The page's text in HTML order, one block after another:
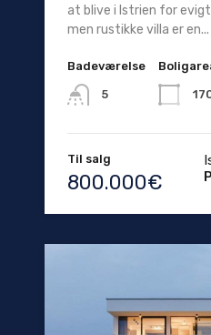
at blive i Istrien for
men rustikke villa er en...
Badeværelse
5
Til salg
800.000€